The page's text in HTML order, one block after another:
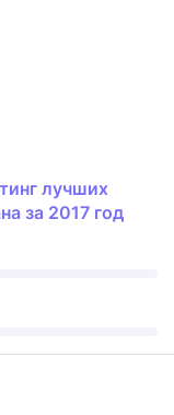
лучших
за 2017 год